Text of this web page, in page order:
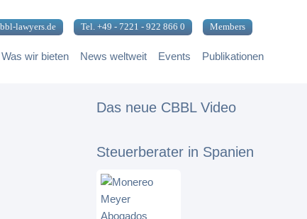
lawyers.de Tel. +49 - 7221 - 922 866 0 Members
Was wir bieten News weltweit Events Publikationen
Das neue CBBL Video
Steuerberater in Spanien